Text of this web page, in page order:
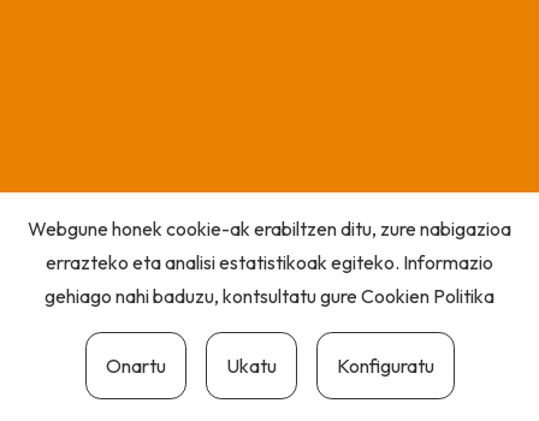
Webgune honek cookie-ak erabiltzen ditu, zure nabigazioa
errazteko eta analisi estatistikoak egiteko. Informazio
gehiago nahi baduzu, kontsultatu gureCookien Politika
Onartu Ukatu Konfiguratu